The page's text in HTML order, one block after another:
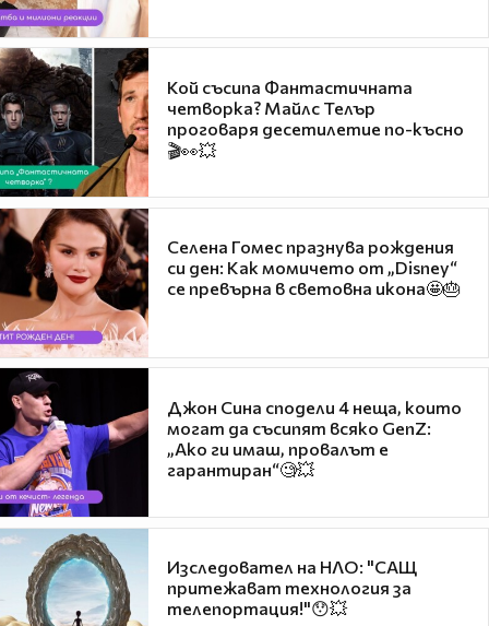
Кой съсипа Фантастичната
четворка? Майлс Телър
проговаря десетилетие по-късно
🎬👀💥
Селена Гомес празнува рождения
си ден: Как момичето от „Disney“
се превърна в световна икона🤩🎂
Джон Сина сподели 4 неща, които
могат да съсипят всяко GenZ:
„Ако ги имаш, провалът е
гарантиран“🧐💥
Изследовател на НЛО: "САЩ
притежават технология за
телепортация!"😯💥